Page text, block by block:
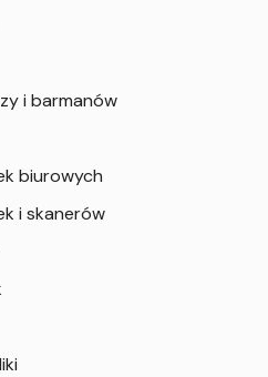
i barmanów
biurowych
i skanerów